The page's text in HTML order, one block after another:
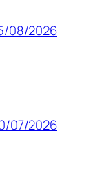
08/2026
07/2026